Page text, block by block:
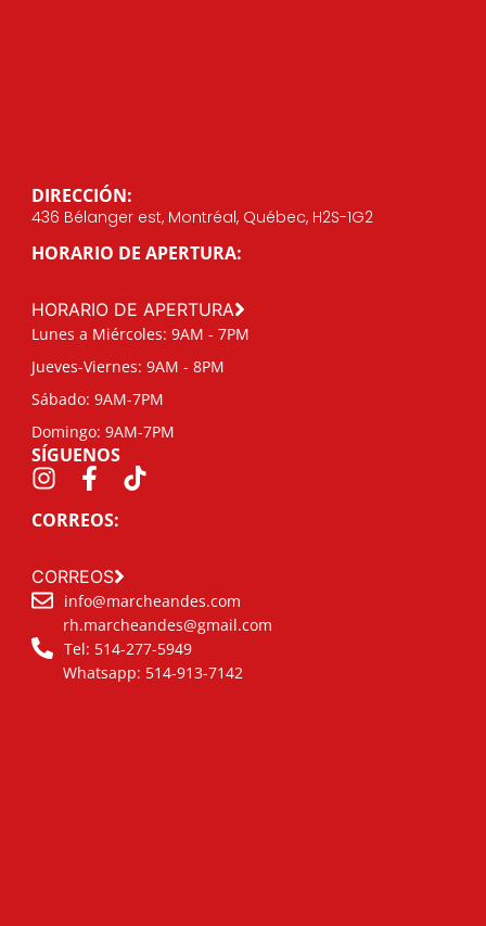
DIRECCIÓN:
436 Bélanger est, Montréal, Québec, H2S-1G2
HORARIO DE APERTURA:
HORARIO DE APERTURA
Lunes a Miércoles: 9AM - 7PM
Jueves-Viernes: 9AM - 8PM
Sábado: 9AM-7PM
Domingo: 9AM-7PM
SÍGUENOS
CORREOS:
CORREOS
info@marcheandes.com
rh.marcheandes@gmail.com
Tel: 514-277-5949
Whatsapp: 514-913-7142